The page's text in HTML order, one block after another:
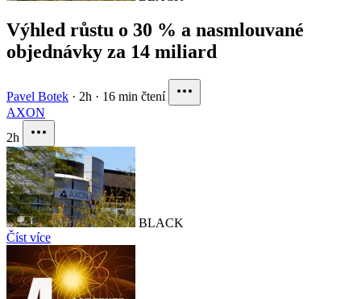
Výhled růstu o 30 % a nasmlouvané
objednávky za 14 miliard
Pavel Botek · 2h · 16 min čtení
AXON
2h
BLACK
Číst více